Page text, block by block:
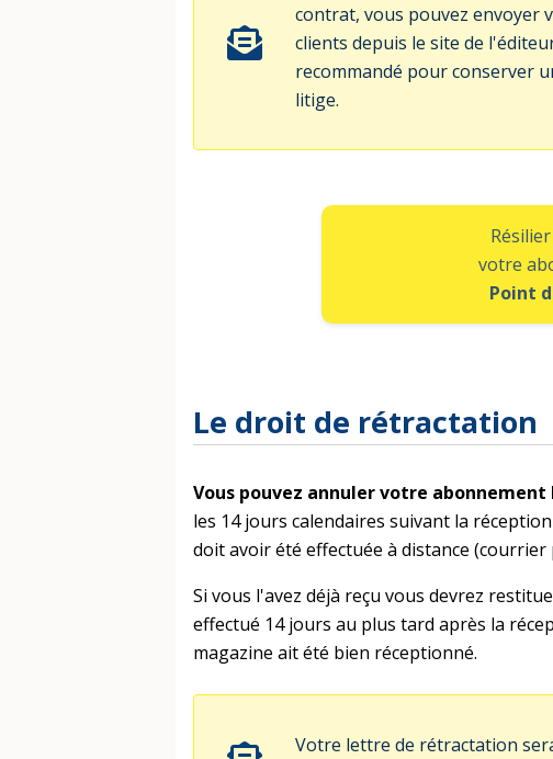
contrat, vous pouvez envoyer
clients depuis le site de
recommandé pour conserver
litige.
votre
Point
Le droit de rétractation
Vous pouvez annuler votre
les 14 jours calendaires suivant la
doit avoir été effectuée à distance
Si vous l'avez déjà reçu vous devrez
effectué 14 jours au plus tard après la
magazine ait été bien réceptionné.
Votre lettre de rétractation